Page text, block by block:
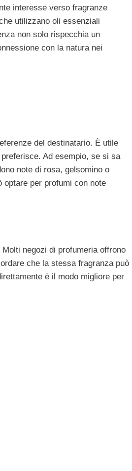
interesse verso fragranze
utilizzano oli essenziali
non solo rispecchia un
con la natura nei
del destinatario. È utile
Ad esempio, se si sa
note di rosa, gelsomino o
per profumi con note
negozi di profumeria offrono
che la stessa fragranza può
è il modo migliore per